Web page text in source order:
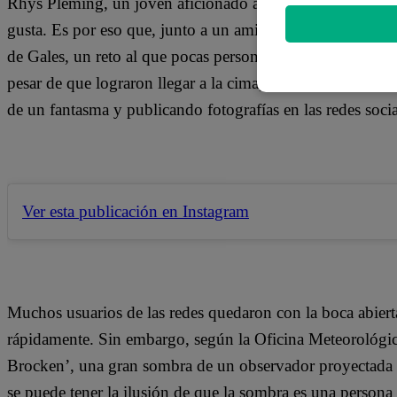
gusta. Es por eso que, junto a un amigo, emprendió un
de Gales, un reto al que pocas personas se atreverían.
pesar de que lograron llegar a la cima, allí se encontraron
de un fantasma y publicando fotografías en las redes
Ver esta publicación en Instagram
Muchos usuarios de las redes quedaron con la boca
rápidamente. Sin embargo, según la Oficina
Brocken’, una gran sombra de un observador
se puede tener la ilusión de que la sombra es una